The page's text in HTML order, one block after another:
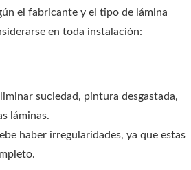
el fabricante y el tipo de lámina
en toda instalación:
suciedad, pintura desgastada,
láminas.
haber irregularidades, ya que estas